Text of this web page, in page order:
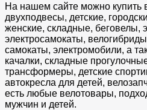
На нашем сайте можно купить
двухподвесы, детские,
женские, складные, беговелы,
электросамокаты,
самокаты, электромобили, а
качалки, складные
трансформеры, детские
автокресла для детей,
есть любые велотовары,
мужчин и детей.